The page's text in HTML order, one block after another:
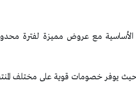
الأساسية مع عروض مميزة لفترة
يوفر خصومات قوية على مختلف